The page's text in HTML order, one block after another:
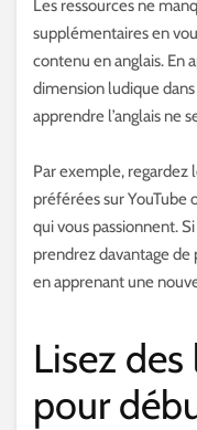
Les ressources ne
supplémentaires en
contenu en anglais. En
dimension ludique
apprendre l’anglais ne
Par exemple, regardez
préférées sur YouTube
qui vous passionnent.
prendrez davantage de
en apprenant une
Lisez
pour